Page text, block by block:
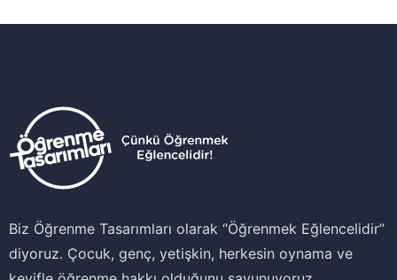
Biz Öğrenme Tasarımları olarak ‘‘Öğrenmek Eğlencelidir’’
diyoruz. Çocuk, genç, yetişkin, herkesin oynama ve